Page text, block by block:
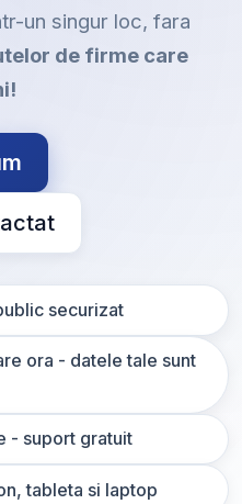
un singur loc, fara
de firme care
securizat
ora - datele tale sunt
- suport gratuit
tableta si laptop